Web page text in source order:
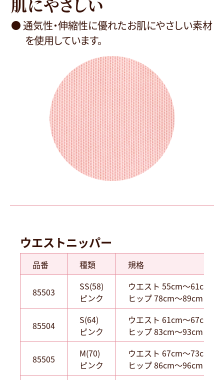
● 通気性・伸縮性に優れたお肌にやさしい素材
を使用しています。
ウエストニッパー
品番 種類 規格
85503
SS(58)
ピンク
ウエスト 55cm～61cm
ヒップ 78cm～89cm 1枚
85504
S(64)
ピンク
ウエスト 61cm～67cm
ヒップ 83cm～93cm 1枚
85505
M(70)
ピンク
ウエスト 67cm～73cm
ヒップ 86cm～96cm 1枚